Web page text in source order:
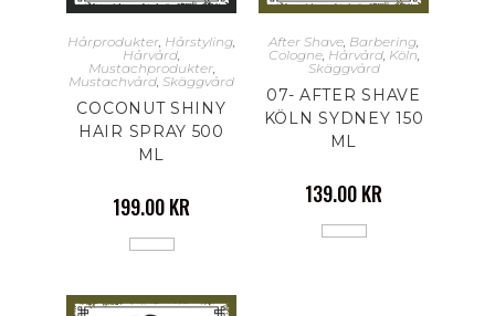
Hårprodukter, Hårstyling,
Hårvård,
Mustachprodukter,
Mustachvård, Skäggvård
COCONUT SHINY
HAIR SPRAY 500
ML
199.00KR
After Shave, Barbering,
Cologne, Hårvård, Köln,
Skäggvård
07- AFTER SHAVE
KÖLN SYDNEY 150
ML
139.00KR